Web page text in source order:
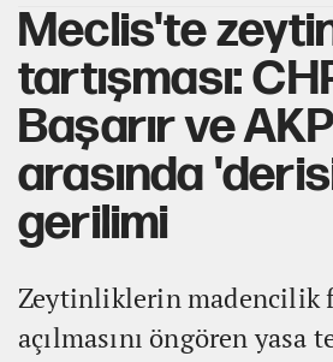
Meclis'te
tartışması:
Başarır ve
arasında
gerilimi
Zeytinliklerin madencilik
açılmasını öngören